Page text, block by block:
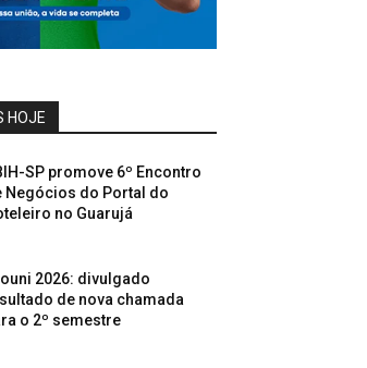
HOJE
SP promove 6º Encontro
Negócios do Portal do
no Guarujá
2026: divulgado
de nova chamada
o 2º semestre